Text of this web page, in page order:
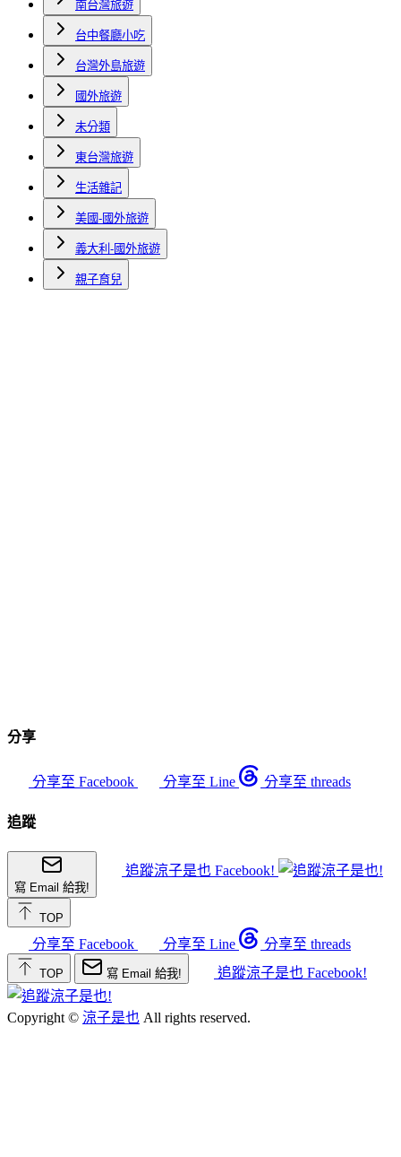
南台灣旅遊
台中餐廳小吃
台灣外島旅遊
國外旅遊
未分類
東台灣旅遊
生活雜記
美國-國外旅遊
義大利-國外旅遊
親子育兒
分享
分享至 Facebook 分享至 Line 分享至 threads
追蹤
寫 Email 給我!
追蹤涼子是也 Facebook!
TOP
分享至 Facebook 分享至 Line 分享至 threads
TOP 寫 Email 給我! 追蹤涼子是也 Facebook!
Copyright © 涼子是也 All rights reserved.